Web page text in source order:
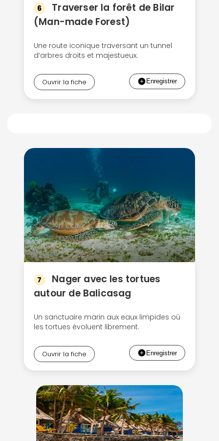
6
Traverser la forêt de Bilar
(Man-made Forest)
Une route iconique traversant un tunnel
d’arbres droits et majestueux.
Ouvrir la fiche
7
Nager avec les tortues
autour de Balicasag
Un sanctuaire marin aux eaux limpides où
les tortues évoluent librement.
Ouvrir la fiche